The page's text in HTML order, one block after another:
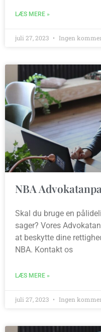
LÆS MERE »
juli 27, 2023 Ingen
NBA
Skal du bruge en
sager? Vores
at beskytte dine
NBA. Kontakt os
LÆS MERE »
juli 27, 2023 Ingen